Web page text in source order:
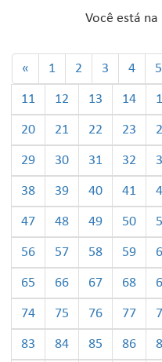
Você está na
« 1 2 3 4 5
11 12 13 14
20 21 22 23
29 30 31 32
38 39 40 41
47 48 49 50
56 57 58 59
65 66 67 68
74 75 76 77
83 84 85 86